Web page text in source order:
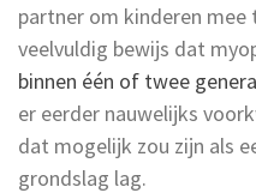
partner om kinderen mee
veelvuldig bewijs dat
binnen één of twee
er eerder nauwelijks
dat mogelijk zou zijn als
grondslag lag.